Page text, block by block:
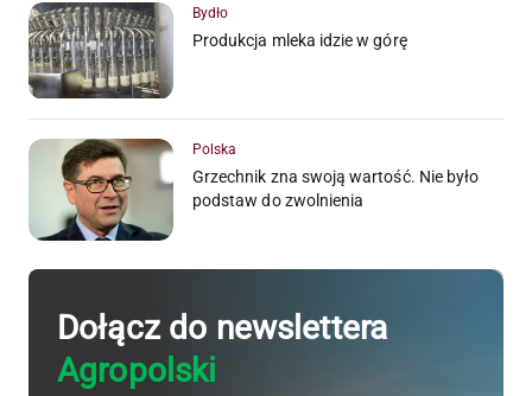
Bydło
Produkcja mleka idzie w górę
Polska
Grzechnik zna swoją wartość. Nie było
podstaw do zwolnienia
Dołącz do newslettera
Agropolski